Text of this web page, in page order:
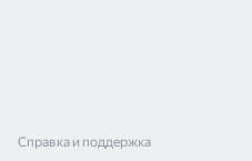
Справка и поддержка